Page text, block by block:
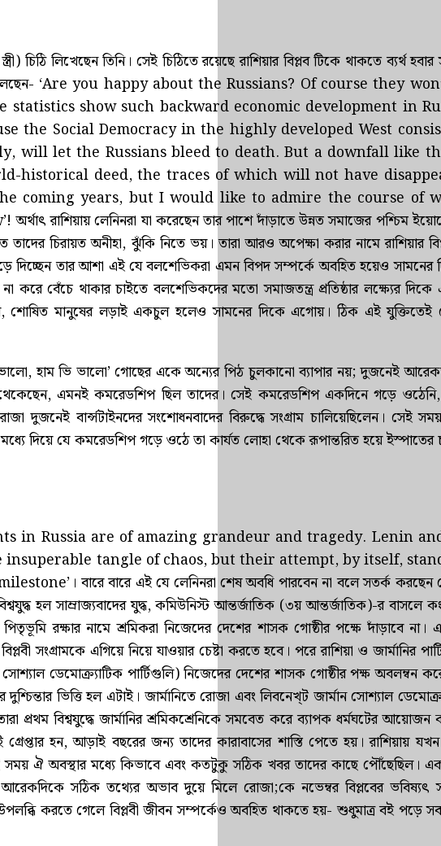
চিঠি লিখেছেন তিনি। সেই চিঠিতে রয়েছে রাশিয়ার বিপ্লব টিকে থাকতে ব্যর্থ হবার
তিনি বলছেন- ‘Are you happy about the Russians? Of course they
show such backward economic development in
the Social Democracy in the highly developed West
will let the Russians bleed to death. But a downfall like
historical deed, the traces of which will not have
coming years, but I would like to admire the course of
লেনিনরা যা করেছেন তার পাশে দাঁড়াতে উন্নত সমাজের পশ্চিম
চিরায়ত অনীহা, ঝুঁকি নিতে ভয়। তারা আরও অপেক্ষা করার নামে রাশিয়ার
তার আশা এই যে বলশেভিকরা এমন বিপদ সম্পর্কে অবহিত হয়েও সামনের
বেঁচে থাকার চাইতে বলশেভিকদের মতো সমাজতন্ত্র প্রতিষ্ঠার লক্ষ্যের দিকে
শোষিত মানুষের লড়াই একচুল হলেও সামনের দিকে এগোয়। ঠিক এই যুক্তিতেই
হাম ভি ভালো’ গোছের একে অন্যের পিঠ চুলকানো ব্যাপার নয়; দুজনেই
এমনই কমরেডশিপ ছিল তাদের। সেই কমরেডশিপ একদিনে গড়ে
দুজনেই বার্ন্সটাইনদের সংশোধনবাদের বিরুদ্ধে সংগ্রাম চালিয়েছিলেন। সেই
দিয়ে যে কমরেডশিপ গড়ে ওঠে তা কার্যত লোহা থেকে রূপান্তরিত হয়ে ইস্পাতের
events in Russia are of amazing grandeur and tragedy. Lenin
tangle of chaos, but their attempt, by itself,
বারে বারে এই যে লেনিনরা শেষ অবধি পারবেন না বলে সতর্ক করছেন
হল সাম্রাজ্যবাদের যুদ্ধ, কমিউনিস্ট আন্তর্জাতিক (৩য় আন্তর্জাতিক)-র বাসলে
রক্ষার নামে শ্রমিকরা নিজেদের দেশের শাসক গোষ্ঠীর পক্ষে দাঁড়াবে না।
সংগ্রামকে এগিয়ে নিয়ে যাওয়ার চেষ্টা করতে হবে। পরে রাশিয়া ও জার্মানির
ডেমোক্র্যাটিক পার্টিগুলি) নিজেদের দেশের শাসক গোষ্ঠীর পক্ষ অবলম্বন
ভিত্তি হল এটাই। জার্মানিতে রোজা এবং লিবনেখ্‌ট জার্মান সোশ্যাল
প্রথম বিশ্বযুদ্ধে জার্মানির শ্রমিকশ্রেনিকে সমবেত করে ব্যাপক ধর্মঘটের
হন, আড়াই বছরের জন্য তাদের কারাবাসের শাস্তি পেতে হয়। রাশিয়ায় যখন
ঐ অবস্থার মধ্যে কিভাবে এবং কতটুকু সঠিক খবর তাদের কাছে পৌঁছেছিল।
সঠিক তথ্যের অভাব দুয়ে মিলে রোজা;কে নভেম্বর বিপ্লবের ভবিষ্যৎ
করতে গেলে বিপ্লবী জীবন সম্পর্কেও অবহিত থাকতে হয়- শুধুমাত্র বই পড়ে